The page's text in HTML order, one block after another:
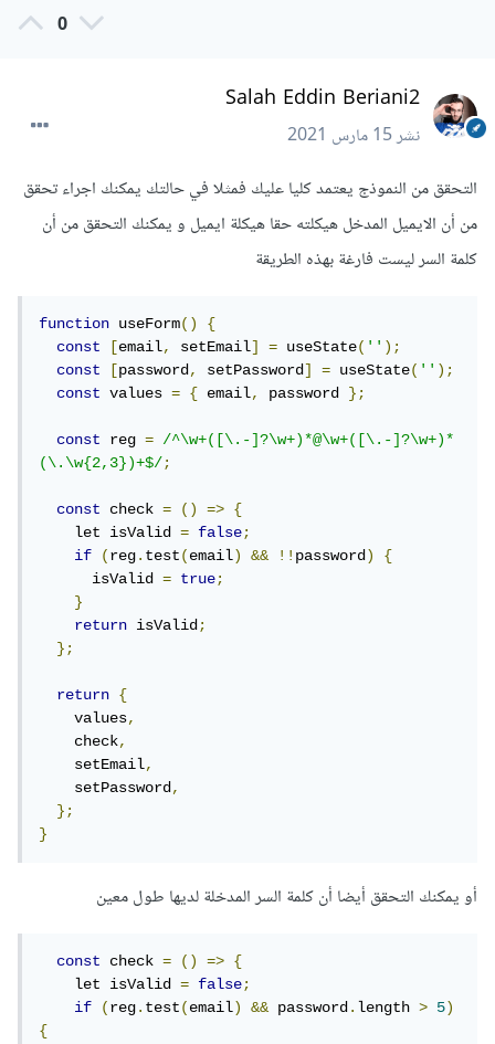
0
Salah Eddin Beriani2
نشر15 مارس 2021
التحقق من النموذج يعتمد كليا عليك فمثلا في حالتك يمكنك اجراء تحقق
من أن الايميل المدخل هيكلته حقا هيكلة ايميل و يمكنك التحقق من أن
كلمة السر ليست فارغة بهذه الطريقة
function useForm()
{
const
[email, setEmail] = useState('');
const
[password, setPassword] = useState('');
const values = { email, password };
const reg =
/^\w+([\.-]?\w+)*@\w+([\.-]?\w+)*
(\.\w{2,3})+$/;
const check = () =>
{
    let isValid
= false;
if
(reg.test(email) && !!password)
{
      isValid
= true;
}
return isValid;
};
return
{
    values
,
    check
,
    setEmail
,
    setPassword
,
};
}
أو يمكنك التحقق أيضا أن كلمة السر المدخلة لديها طول معين
const check = () =>
{
    let isValid
= false;
if
(reg.test(email) && password.length > 5)
{